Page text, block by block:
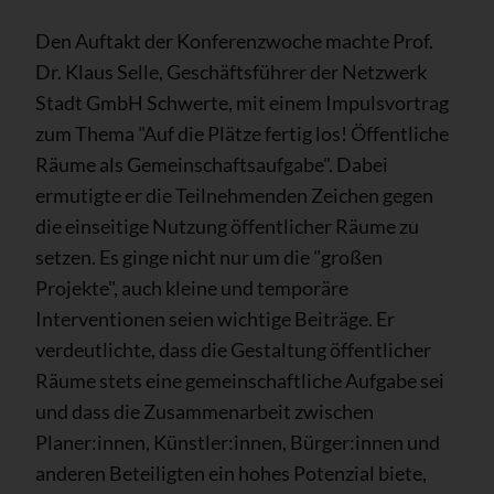
Den Auftakt der Konferenzwoche machte Prof.
Dr. Klaus Selle, Geschäftsführer der Netzwerk
Stadt GmbH Schwerte, mit einem Impulsvortrag
zum Thema "Auf die Plätze fertig los! Öffentliche
Räume als Gemeinschaftsaufgabe". Dabei
ermutigte er die Teilnehmenden Zeichen gegen
die einseitige Nutzung öffentlicher Räume zu
setzen. Es ginge nicht nur um die "großen
Projekte", auch kleine und temporäre
Interventionen seien wichtige Beiträge. Er
verdeutlichte, dass die Gestaltung öffentlicher
Räume stets eine gemeinschaftliche Aufgabe sei
und dass die Zusammenarbeit zwischen
Planer:innen, Künstler:innen, Bürger:innen und
anderen Beteiligten ein hohes Potenzial biete,